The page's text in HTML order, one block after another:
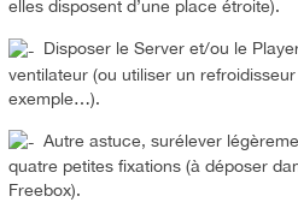
elles disposent d’une place étroite).
Disposer le Server et/ou le
ventilateur (ou utiliser un
exemple…).
Autre astuce, surélever
quatre petites fixations (à déposer
Freebox).